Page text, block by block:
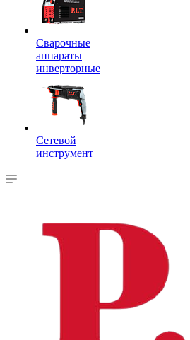
Сварочные
аппараты
инверторные
Сетевой
инструмент